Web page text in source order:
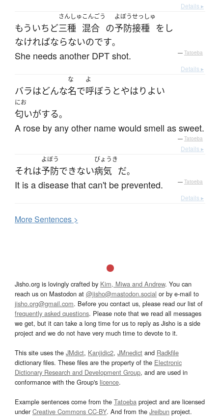
Details ▸
もう いちど
さんしゅ
三種
こんごう
混合 の
よぼうせっしゅ
予防接種 を し
なければならないのです。
She needs another DPT shot. — Tatoeba
Details ▸
バラはどんな
な
名で
よ
呼ぼう とやはり よい
にお
匂いがする。
A rose by any other name would smell as sweet.
— Tatoeba
Details ▸
それは
よぼう
予防できない
びょうき
病気 だ。
It is a disease that can't be prevented. — Tatoeba
Details ▸
MoreSentences >
Jisho.org is lovingly crafted by Kim, Miwa and Andrew. You can
reach us on Mastodon at @jisho@mastodon.social or by e-mail to
jisho.org@gmail.com. Before you contact us, please read our list of
frequently asked questions. Please note that we read all messages
we get, but it can take a long time for us to reply as Jisho is a side
project and we do not have very much time to devote to it.
This site uses the JMdict, Kanjidic2, JMnedict and Radkfile
dictionary files. These files are the property of the Electronic
Dictionary Research and Development Group, and are used in
conformance with the Group's licence.
Example sentences come from the Tatoeba project and are licensed
underCreative Commons CC-BY. And from the Jreibun project.